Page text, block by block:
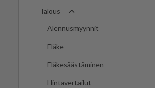
Talous
Alennusmyynnit
Eläke
Eläkesäästäminen
Hintavertailut